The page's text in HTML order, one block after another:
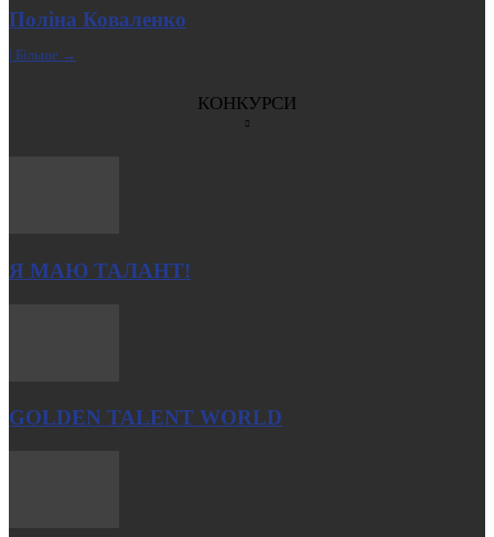
Поліна Коваленко
| Більше →
КОНКУРСИ
Я МАЮ ТАЛАНТ!
GOLDEN TALENT WORLD